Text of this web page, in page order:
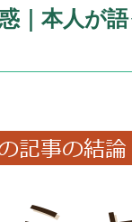
｜本人が